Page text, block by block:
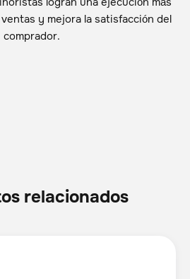
y mejora la satisfacción del
comprador.
relacionados